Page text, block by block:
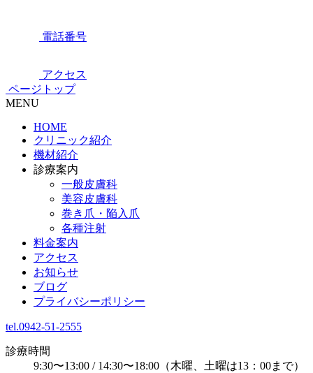
電話番号
アクセス
ページトップ
MENU
HOME
クリニック紹介
機材紹介
診療案内
一般皮膚科
美容皮膚科
巻き爪・陥入爪
各種注射
料金案内
アクセス
お知らせ
ブログ
プライバシーポリシー
tel.0942-51-2555
診療時間
9:30〜13:00 / 14:30〜18:00 （木曜、土曜は13：00まで）